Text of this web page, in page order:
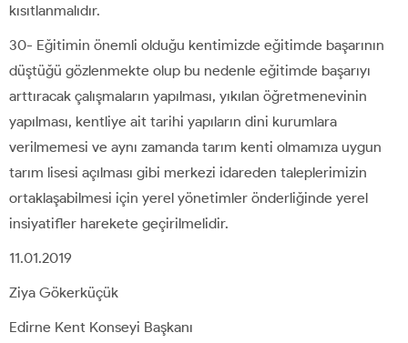
kısıtlanmalıdır.
30- Eğitimin önemli olduğu kentimizde eğitimde başarının
düştüğü gözlenmekte olup bu nedenle eğitimde başarıyı
arttıracak çalışmaların yapılması, yıkılan öğretmenevinin
yapılması, kentliye ait tarihi yapıların dini kurumlara
verilmemesi ve aynı zamanda tarım kenti olmamıza uygun
tarım lisesi açılması gibi merkezi idareden taleplerimizin
ortaklaşabilmesi için yerel yönetimler önderliğinde yerel
insiyatifler harekete geçirilmelidir.
11.01.2019
Ziya Gökerküçük
Edirne Kent Konseyi Başkanı